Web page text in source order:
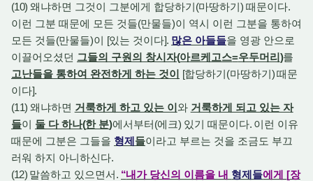
(10) 왜냐하면 그것이 그분에게 합당하기(마땅하기) 때문이다.
이런 그분 때문에 모든 것들(만물들)이 역시 이런 그분을 통하여
모든 것들(만물들)이 [있는 것이다]. 많은 아들들을 영광 안으로
이끌어오셨던 그들의 구원의 창시자(아르케고스=우두머리)를
고난들을 통하여 완전하게 하는 것이 [합당하기(마땅하기)때문
이다].
(11) 왜냐하면 거룩하게 하고 있는 이와 거룩하게 되고 있는 자
들이 둘 다 하나(한 분)에서부터(에크) 있기 때문이다. 이런 이유
때문에 그분은 그들을 형제들이라고 부르는 것을 조금도 부끄
러워 하지 아니하신다.
(12) 말씀하고 있으면서. “내가 당신의 이름을 내 형제들에게[장